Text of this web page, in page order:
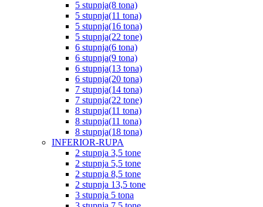
5 stupnja(8 tona)
5 stupnja(11 tona)
5 stupnja(16 tona)
5 stupnja(22 tone)
6 stupnja(6 tona)
6 stupnja(9 tona)
6 stupnja(13 tona)
6 stupnja(20 tona)
7 stupnja(14 tona)
7 stupnja(22 tone)
8 stupnja(11 tona)
8 stupnja(11 tona)
8 stupnja(18 tona)
INFERIOR-RUPA
2 stupnja 3,5 tone
2 stupnja 5,5 tone
2 stupnja 8,5 tone
2 stupnja 13,5 tone
3 stupnja 5 tona